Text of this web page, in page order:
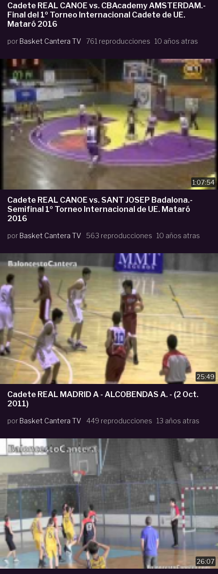
Cadete REAL CANOE vs. CBAcademy AMSTERDAM.-
Final del 1º Torneo Internacional Cadete de UE.
Mataró 2016
por Basket Cantera TV 761 reproducciones 10 años atras
1:07:54
Cadete REAL CANOE vs. SANT JOSEP Badalona.-
Semifinal 1º Torneo Internacional de UE. Mataró
2016
por Basket Cantera TV 563 reproducciones 10 años atras
25:49
Cadete REAL MADRID A - ALCOBENDAS A. - (2 Oct.
2011)
por Basket Cantera TV 449 reproducciones 13 años atras
26:07